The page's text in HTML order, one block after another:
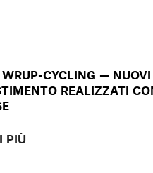
CYCLING —
REALIZZATI
PIÙ